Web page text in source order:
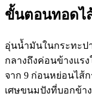
ขั้นตอนทอดไ
อุ่นน้ำมันในกระทะป
กลางถึงค่อนข้างแรง
จาก 9 ก่อนหย่อนไส้
เศษขนมปังที่บอกข้า